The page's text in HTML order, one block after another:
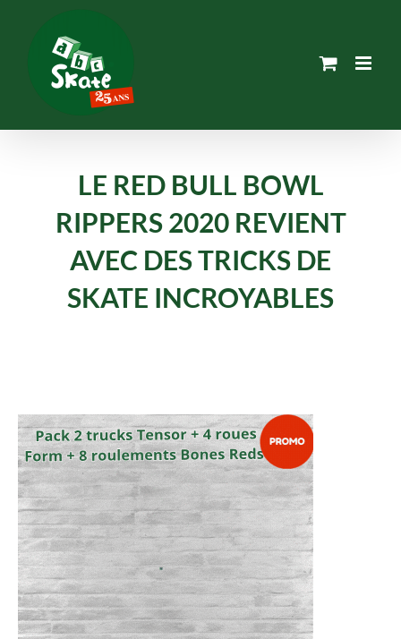
LE RED BULL BOWL
RIPPERS 2020 REVIENT
AVEC DES TRICKS DE
SKATE INCROYABLES